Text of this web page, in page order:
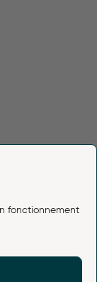
fonctionnement